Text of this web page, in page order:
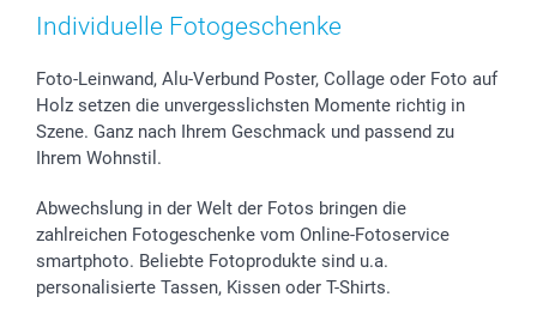
Zubehör & Material
Sticker & Etiketten
Geschenk-Gutscheine (PDF)
AGB
Presse
Partnerprogramme
Investor Relations
Widerrufsrecht
Muttertag
Kommunion & Konfirmation
Hochzeit
Geburtstag
Zu allen Anlässen
Preise und Versandkosten
48h Lieferung
Zahlungsmöglichkeiten
Anmelden /Registrieren
Status der Bestellung
smartfriends
smartgarantie
smartbonus
Individuelle Fotogeschenke
Foto-Leinwand, Alu-Verbund Poster, Collage oder Foto auf
Holz setzen die unvergesslichsten Momente richtig in
Szene. Ganz nach Ihrem Geschmack und passend zu
Ihrem Wohnstil.
Abwechslung in der Welt der Fotos bringen die
zahlreichen Fotogeschenke vom Online-Fotoservice
smartphoto. Beliebte Fotoprodukte sind u.a.
personalisierte Tassen, Kissen oder T-Shirts.